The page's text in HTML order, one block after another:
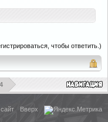
чтобы ответить.)
Вверх